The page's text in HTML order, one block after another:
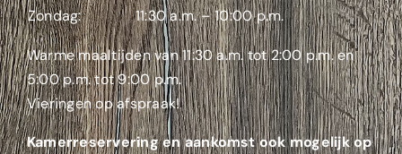
Zondag:
11:30 a.m. – 10:00 p.m.
Warme maaltijden van 11:30 a.m. tot 2:00 p.m. en
5:00 p.m. tot 9:00 p.m.
Vieringen op afspraak!
Kamerreservering en aankomst ook mogelijk op